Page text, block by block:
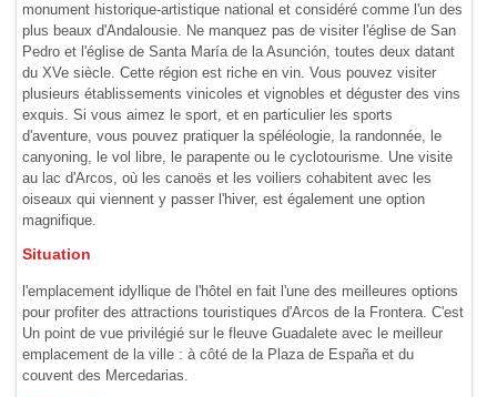
monument historique-artistique national et considéré comme l'un des
plus beaux d'Andalousie. Ne manquez pas de visiter l'église de San
Pedro et l'église de Santa María de la Asunción, toutes deux datant
du XVe siècle. Cette région est riche en vin. Vous pouvez visiter
plusieurs établissements vinicoles et vignobles et déguster des vins
exquis. Si vous aimez le sport, et en particulier les sports
d'aventure, vous pouvez pratiquer la spéléologie, la randonnée, le
canyoning, le vol libre, le parapente ou le cyclotourisme. Une visite
au lac d'Arcos, où les canoës et les voiliers cohabitent avec les
oiseaux qui viennent y passer l'hiver, est également une option
magnifique.
Situation
l'emplacement idyllique de l'hôtel en fait l'une des meilleures options
pour profiter des attractions touristiques d'Arcos de la Frontera. C'est
Un point de vue privilégié sur le fleuve Guadalete avec le meilleur
emplacement de la ville : à côté de la Plaza de España et du
couvent des Mercedarias.